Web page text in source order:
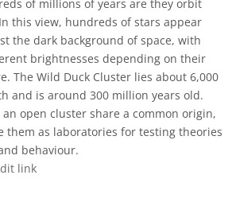
of millions of years are they orbit
this view, hundreds of stars appear
the dark background of space, with
brightnesses depending on their
The Wild Duck Cluster lies about 6,000
and is around 300 million years old.
open cluster share a common origin,
them as laboratories for testing theories
behaviour.
link
icons